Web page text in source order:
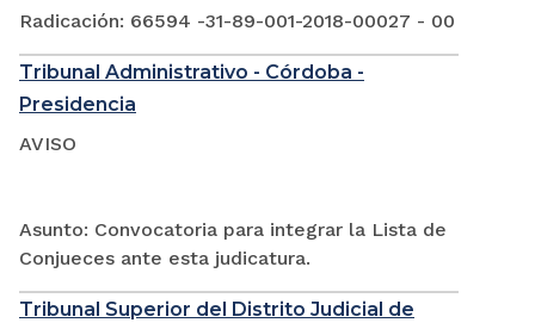
Radicación: 66594 -31-89-001-2018-00027 - 00
Tribunal Administrativo - Córdoba -
Presidencia
AVISO
Asunto: Convocatoria para integrar la Lista de
Conjueces ante esta judicatura.
Tribunal Superior del Distrito Judicial de